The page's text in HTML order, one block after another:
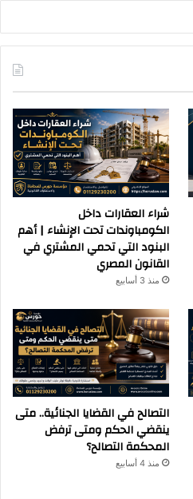
شراء العقارات داخل
الكومباوندات تحت الإنشاء | أهم
البنود التي تحمي المشتري في
القانون المصري
منذ 3 أسابيع
التصالح في القضايا الجنائية.. متى
ينقضي الحكم ومتى ترفض
المحكمة التصالح؟
منذ 4 أسابيع